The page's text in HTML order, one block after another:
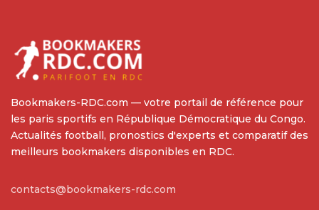
Bookmakers-RDC.com — votre portail de référence pour
les paris sportifs en République Démocratique du Congo.
Actualités football, pronostics d'experts et comparatif des
meilleurs bookmakers disponibles en RDC.
contacts@bookmakers-rdc.com